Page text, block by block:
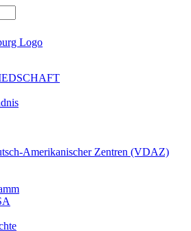
Amerikanischer Zentren (VDAZ)